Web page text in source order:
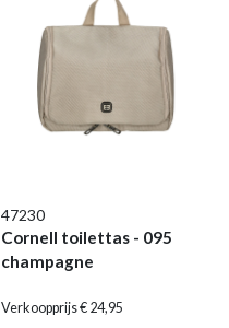
47230
Cornell toilettas - 095
champagne
Verkoopprijs € 24,95